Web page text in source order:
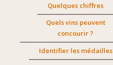
Quelques chiffres
Quels vins peuvent
concourir ?
Identifier les médailles